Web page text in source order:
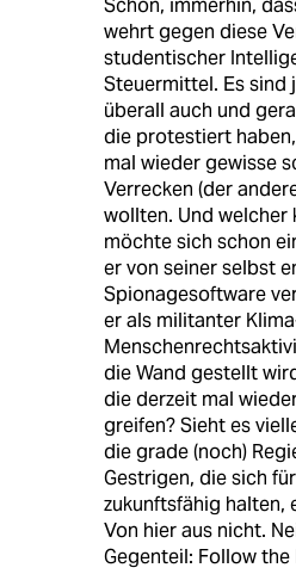
Schön, immerhin,
wehrt gegen diese
studentischer
Steuermittel. Es sind
überall auch und
die protestiert
mal wieder gewisse
Verrecken (der
wollten. Und
möchte sich schon
er von seiner selbst
Spionagesoftware
er als militanter
die Wand gestellt
die derzeit mal
greifen? Sieht es
die grade (noch)
Gestrigen, die sich
zukunftsfähig halten,
Von hier aus nicht.
Gegenteil: Follow the